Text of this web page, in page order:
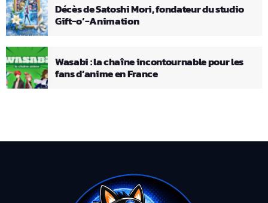
Décès de Satoshi Mori, fondateur du studio
Gift-o’-Animation
Wasabi : la chaîne incontournable pour les
fans d’anime en France